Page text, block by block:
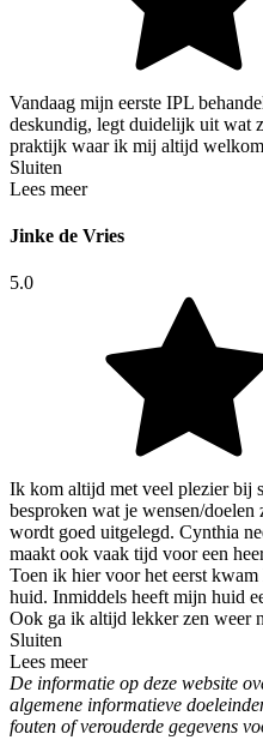
Vandaag mijn eerste IPL
deskundig, legt duidelijk uit wat
praktijk waar ik mij altijd
Sluiten
Lees meer
Jinke de Vries
5.0
Ik kom altijd met veel plezier bij
besproken wat je wensen/
wordt goed uitgelegd. Cynthia
maakt ook vaak tijd voor een
Toen ik hier voor het eerst
huid. Inmiddels heeft mijn huid
Ook ga ik altijd lekker zen weer
Sluiten
Lees meer
De informatie op deze website
algemene informatieve
fouten of verouderde gegevens